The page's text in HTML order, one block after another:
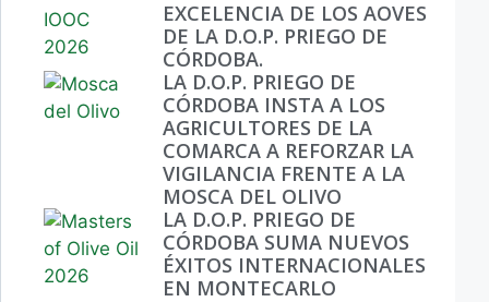
EXCELENCIA DE LOS AOVES
DE LA D.O.P. PRIEGO DE
CÓRDOBA.
LA D.O.P. PRIEGO DE
CÓRDOBA INSTA A LOS
AGRICULTORES DE LA
COMARCA A REFORZAR LA
VIGILANCIA FRENTE A LA
MOSCA DEL OLIVO
LA D.O.P. PRIEGO DE
CÓRDOBA SUMA NUEVOS
ÉXITOS INTERNACIONALES
EN MONTECARLO